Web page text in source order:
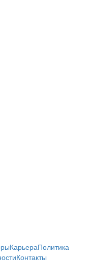
КарьераПолитика
Контакты